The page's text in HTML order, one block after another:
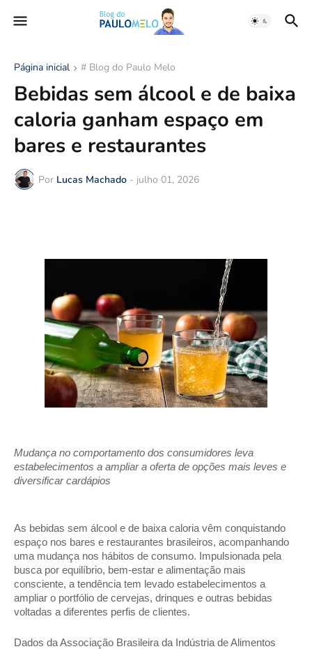
Página inicial # Blog do Paulo Melo
Bebidas sem álcool e de baixa
caloria ganham espaço em
bares e restaurantes
Por Lucas Machado - julho 01, 2026
Mudança no comportamento dos consumidores leva
estabelecimentos a ampliar a oferta de opções mais leves e
diversificar cardápios
As bebidas sem álcool e de baixa caloria vêm conquistando
espaço nos bares e restaurantes brasileiros, acompanhando
uma mudança nos hábitos de consumo. Impulsionada pela
busca por equilíbrio, bem-estar e alimentação mais
consciente, a tendência tem levado estabelecimentos a
ampliar o portfólio de cervejas, drinques e outras bebidas
voltadas a diferentes perfis de clientes.
Dados da Associação Brasileira da Indústria de Alimentos